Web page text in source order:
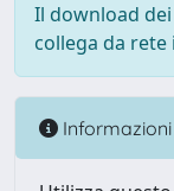
Il download
collega da
Informazioni